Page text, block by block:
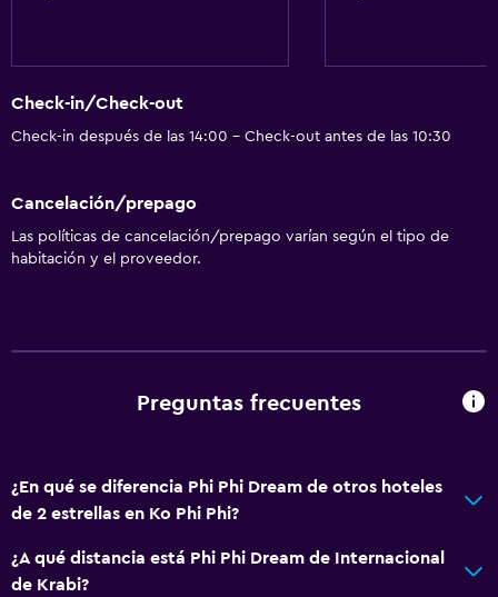
Servicios y facilidades
Cajero automático/banco
Minimercado en las instalaciones
Mostrador de información turística
Áreas designadas para fumadores
Aseo
Ducha
Baño privado
Check-in/Check-out
Check-in después de las 14:00 - Check-out antes de las 10:30
Cancelación/prepago
Las políticas de cancelación/prepago varían según el tipo de
habitación y el proveedor.
Preguntas frecuentes
¿En qué se diferencia Phi Phi Dream de otros hoteles
de 2 estrellas en Ko Phi Phi?
¿A qué distancia está Phi Phi Dream de Internacional
de Krabi?